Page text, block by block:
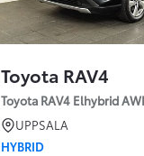
Toyota RAV4
Toyota RAV4 Elhybrid
UPPSALA
HYBRID